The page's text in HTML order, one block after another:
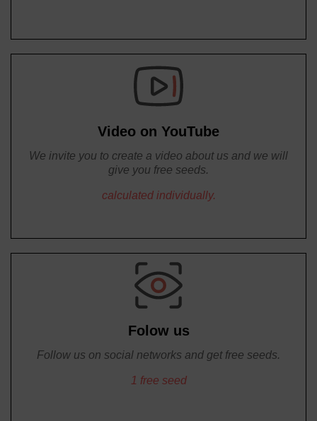
Video on YouTube
We invite you to create a video about us and we will
give you free seeds.
calculated individually.
Folow us
Follow us on social networks and get free seeds.
1 free seed